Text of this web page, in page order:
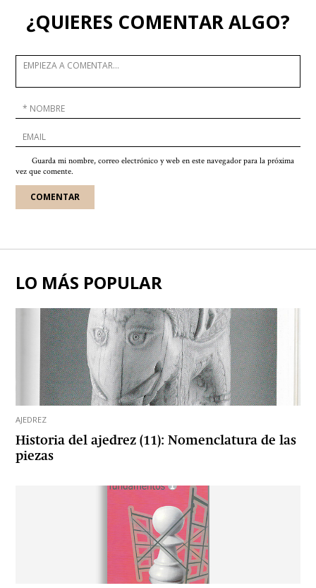
¿QUIERES COMENTAR ALGO?
Guarda mi nombre, correo electrónico y web en este navegador para la próxima
vez que comente.
LO MÁS POPULAR
AJEDREZ
Historia del ajedrez (11): Nomenclatura de las
piezas